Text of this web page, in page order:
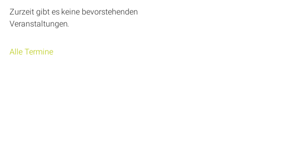
Zurzeit gibt es keine bevorstehenden
Veranstaltungen.
Alle Termine